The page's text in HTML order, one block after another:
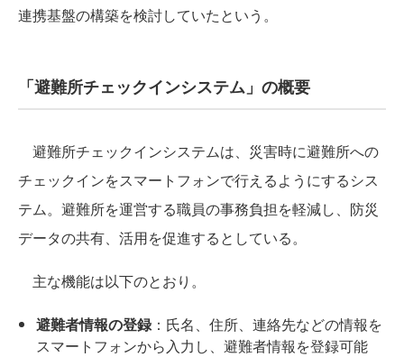
連携基盤の構築を検討していたという。
「避難所チェックインシステム」の概要
避難所チェックインシステムは、災害時に避難所への
チェックインをスマートフォンで行えるようにするシス
テム。避難所を運営する職員の事務負担を軽減し、防災
データの共有、活用を促進するとしている。
主な機能は以下のとおり。
避難者情報の登録：氏名、住所、連絡先などの情報を
スマートフォンから入力し、避難者情報を登録可能